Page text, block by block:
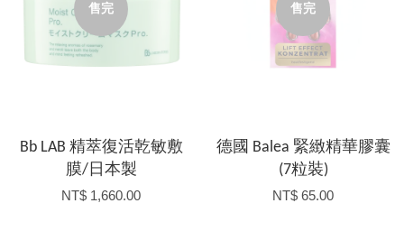
售完
Bb LAB 精萃復活乾敏敷
膜/日本製
NT$ 1,660.00
售完
德國 Balea 緊緻精華膠囊
(7粒裝)
NT$ 65.00